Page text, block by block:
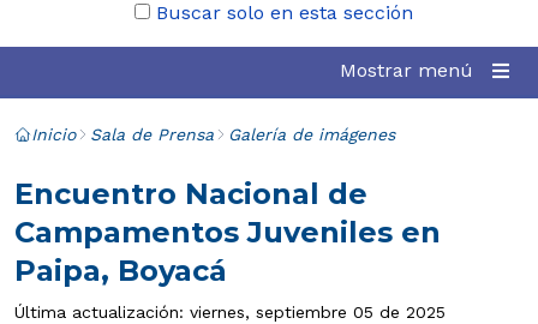
Buscar solo en esta sección
Mostrar menú
Inicio Sala de Prensa Galería de imágenes
Encuentro Nacional de
Campamentos Juveniles en
Paipa, Boyacá
Última actualización: viernes, septiembre 05 de 2025